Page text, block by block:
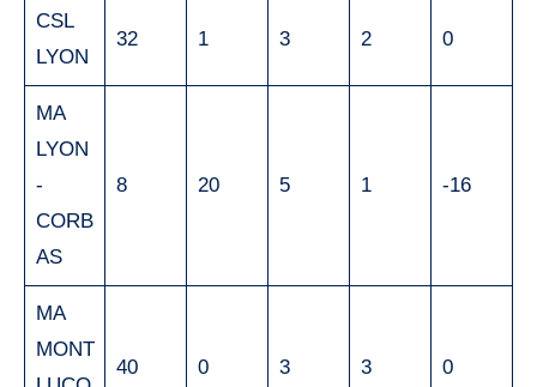
CSL
LYON
32 1 3 2 0
MA
LYON
-
CORB
AS
8 20 5 1 -16
MA
MONT
40 0 3 3 0